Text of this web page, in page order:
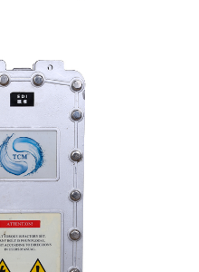
模块维修
查看详情